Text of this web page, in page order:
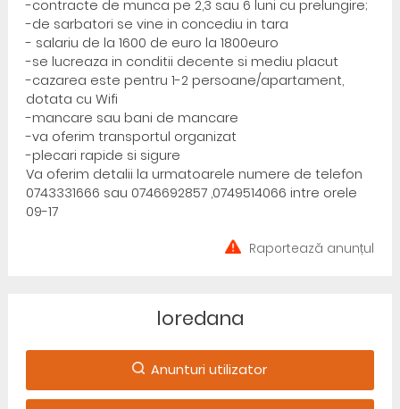
-contracte de munca pe 2,3 sau 6 luni cu prelungire;
-de sarbatori se vine in concediu in tara
- salariu de la 1600 de euro la 1800euro
-se lucreaza in conditii decente si mediu placut
-cazarea este pentru 1-2 persoane/apartament,
dotata cu Wifi
-mancare sau bani de mancare
-va oferim transportul organizat
-plecari rapide si sigure
Va oferim detalii la urmatoarele numere de telefon
0743331666 sau 0746692857 ,0749514066 intre orele
09-17
Raportează anunțul
loredana
Anunturi utilizator